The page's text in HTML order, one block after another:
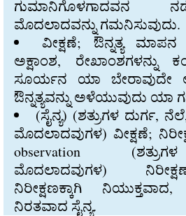
ಗುಮಾನಿಗೊಳಗಾದವನ
ಮೊದಲಾದವನ್ನು ಗಮನಿಸುವುದು.
ವೀಕ್ಷಣೆ; ಔನ್ನತ್ಯ
ಅಕ್ಷಾಂಶ, ರೇಖಾಂಶಗಳನ್ನು
ಸೂರ್ಯನ ಯಾ ಬೇರಾವುದೇ
ಔನ್ನತ್ಯವನ್ನು ಅಳೆಯುವುದು ಯಾ
(ಸೈನ್ಯ) (ಶತ್ರುಗಳ ದುರ್ಗ,
ಮೊದಲಾದವುಗಳ) ವೀಕ್ಷಣೆ;
observation
ಮೊದಲಾದವುಗಳ)
ನಿರೀಕ್ಷಣಕ್ಕಾಗಿ ನಿಯುಕ್ತವಾದ,
ನಿರತವಾದ ಸೈನ್ಯ.